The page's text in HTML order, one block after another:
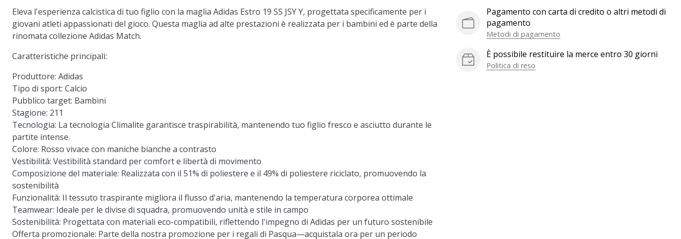
Pagamento con carta di credito o altri metodi di
pagamento
Metodi di pagamento
È possibile restituire la merce entro 30 giorni
Politica di reso
Eleva l'esperienza calcistica di tuo figlio con la maglia Adidas Estro 19 SS JSY Y, progettata specificamente per i
giovani atleti appassionati del gioco. Questa maglia ad alte prestazioni è realizzata per i bambini ed è parte della
rinomata collezione Adidas Match.
Caratteristiche principali:
Produttore: Adidas
Tipo di sport: Calcio
Pubblico target: Bambini
Stagione: 211
Tecnologia: La tecnologia Climalite garantisce traspirabilità, mantenendo tuo figlio fresco e asciutto durante le
partite intense.
Colore: Rosso vivace con maniche bianche a contrasto
Vestibilità: Vestibilità standard per comfort e libertà di movimento
Composizione del materiale: Realizzata con il 51% di poliestere e il 49% di poliestere riciclato, promuovendo la
sostenibilità
Funzionalità: Il tessuto traspirante migliora il flusso d'aria, mantenendo la temperatura corporea ottimale
Teamwear: Ideale per le divise di squadra, promuovendo unità e stile in campo
Sostenibilità: Progettata con materiali eco-compatibili, riflettendo l'impegno di Adidas per un futuro sostenibile
Offerta promozionale: Parte della nostra promozione per i regali di Pasqua—acquistala ora per un periodo